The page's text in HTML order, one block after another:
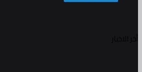
أخر الاخبار